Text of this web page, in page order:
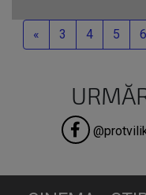
«Previous
3 4 5 6